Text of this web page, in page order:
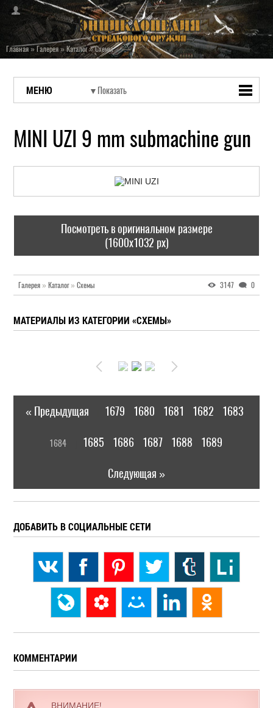
Главная»Галерея»Каталог»Схемы
МЕНЮ
MINI UZI 9 mm submachine gun
Посмотреть в оригинальном размере
(1600x1032 px)
Галерея » Каталог» Схемы 3147 0
МАТЕРИАЛЫ ИЗ КАТЕГОРИИ «СХЕМЫ»
« Предыдущая 1679 1680 1681 1682 1683
1684 1685 1686 1687 1688 1689
Следующая »
ДОБАВИТЬ В СОЦИАЛЬНЫЕ СЕТИ
КОММЕНТАРИИ
ВНИМАНИЕ!